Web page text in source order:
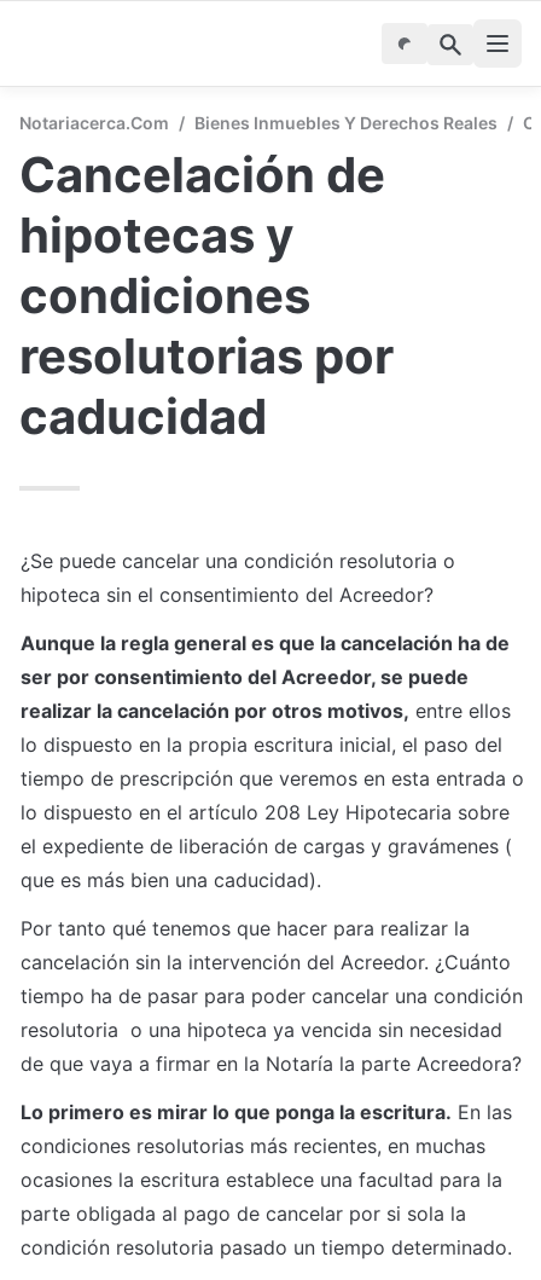
Notariacerca.com / Bienes Inmuebles Y Derechos Reales /
Cancelación de
hipotecas y
condiciones
resolutorias por
caducidad
¿Se puede cancelar una condición resolutoria o
hipoteca sin el consentimiento del Acreedor?
Aunque la regla general es que la cancelación ha de
ser por consentimiento del Acreedor, se puede
realizar la cancelación por otros motivos, entre ellos
lo dispuesto en la propia escritura inicial, el paso del
tiempo de prescripción que veremos en esta entrada o
lo dispuesto en el artículo 208 Ley Hipotecaria sobre
el expediente de liberación de cargas y gravámenes (
que es más bien una caducidad).
Por tanto qué tenemos que hacer para realizar la
cancelación sin la intervención del Acreedor. ¿Cuánto
tiempo ha de pasar para poder cancelar una condición
resolutoria  o una hipoteca ya vencida sin necesidad
de que vaya a firmar en la Notaría la parte Acreedora?
Lo primero es mirar lo que ponga la escritura. En las
condiciones resolutorias más recientes, en muchas
ocasiones la escritura establece una facultad para la
parte obligada al pago de cancelar por si sola la
condición resolutoria pasado un tiempo determinado.